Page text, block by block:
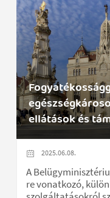
ellátások és
2025.06.08.
A
re vonatkozó,